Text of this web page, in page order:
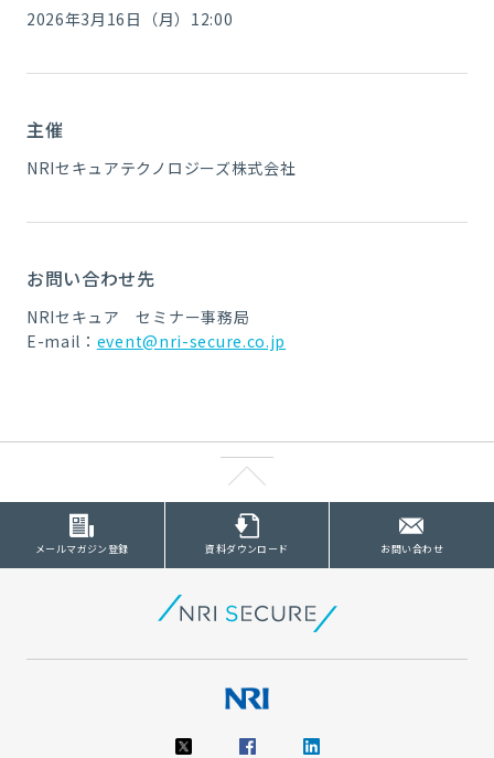
2026年3月16日（月）12:00
主催
NRIセキュアテクノロジーズ株式会社
お問い合わせ先
NRIセキュア セミナー事務局
E-mail： event@nri-secure.co.jp
メールマガジン登録 資料ダウンロード お問い合わせ